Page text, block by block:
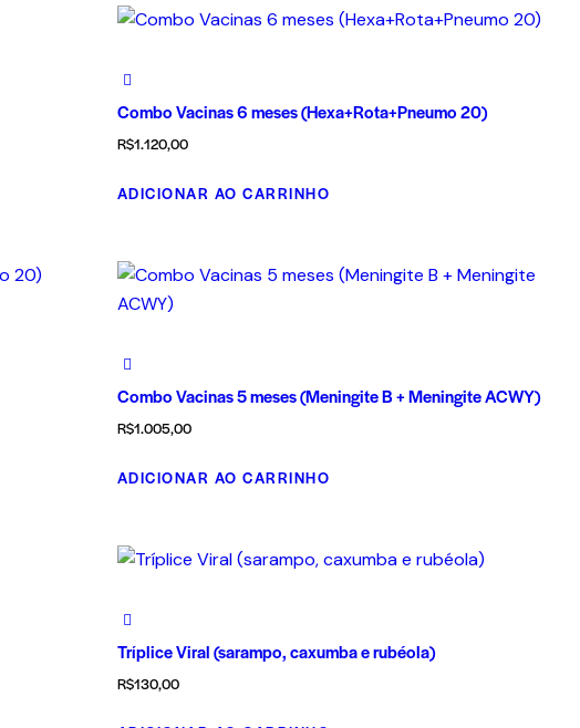
Combo Vacinas 6 meses (Hexa+Rota+Pneumo 20)
R$1.120,00
ADICIONAR AO CARRINHO
Combo Vacinas 5 meses (Meningite B + Meningite ACWY)
R$1.005,00
ADICIONAR AO CARRINHO
Tríplice Viral (sarampo, caxumba e rubéola)
R$130,00